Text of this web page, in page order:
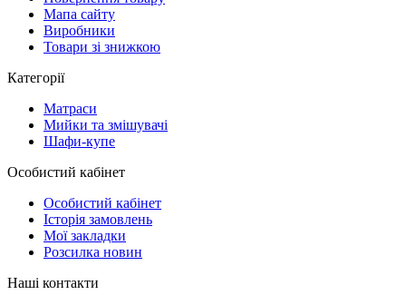
Мапа сайту
Виробники
Товари зі знижкою
Категорії
Матраси
Мийки та змішувачі
Шафи-купе
Особистий кабінет
Особистий кабінет
Історія замовлень
Мої закладки
Розсилка новин
Наші контакти